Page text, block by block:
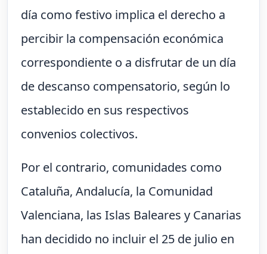
día como festivo implica el derecho a
percibir la compensación económica
correspondiente o a disfrutar de un día
de descanso compensatorio, según lo
establecido en sus respectivos
convenios colectivos.
Por el contrario, comunidades como
Cataluña, Andalucía, la Comunidad
Valenciana, las Islas Baleares y Canarias
han decidido no incluir el 25 de julio en